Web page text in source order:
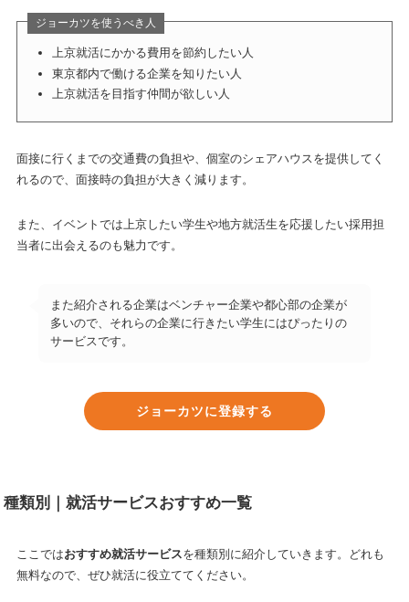
ジョーカツを使うべき人
上京就活にかかる費用を節約したい人
東京都内で働ける企業を知りたい人
上京就活を目指す仲間が欲しい人
面接に行くまでの交通費の負担や、個室のシェアハウスを提供してく
れるので、面接時の負担が大きく減ります。
また、イベントでは上京したい学生や地方就活生を応援したい採用担
当者に出会えるのも魅力です。
また紹介される企業はベンチャー企業や都心部の企業が
多いので、それらの企業に行きたい学生にはぴったりの
サービスです。
ジョーカツに登録する
種類別｜就活サービスおすすめ一覧
ここではおすすめ就活サービスを種類別に紹介していきます。どれも
無料なので、ぜひ就活に役立ててください。